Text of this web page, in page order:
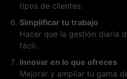
tipos de clientes.
Simplificar tu trabajo
Hacer que la gestión diaria
fácil.
Innovar en lo que ofreces
Mejorar y ampliar tu gama